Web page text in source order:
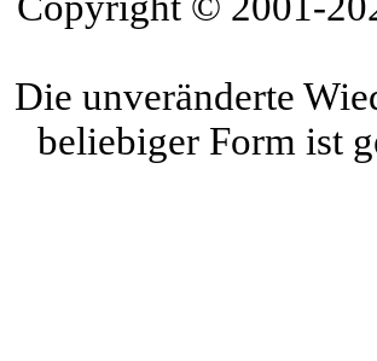
Die unveränderte
beliebiger Form ist